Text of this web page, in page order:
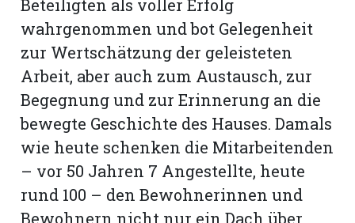
Beteiligten als voller Erfolg
wahrgenommen und bot Gelegenheit
zur Wertschätzung der geleisteten
Arbeit, aber auch zum Austausch, zur
Begegnung und zur Erinnerung an die
bewegte Geschichte des Hauses. Damals
wie heute schenken die Mitarbeitenden
– vor 50 Jahren 7 Angestellte, heute
rund 100 – den Bewohnerinnen und
Bewohnern nicht nur ein Dach über